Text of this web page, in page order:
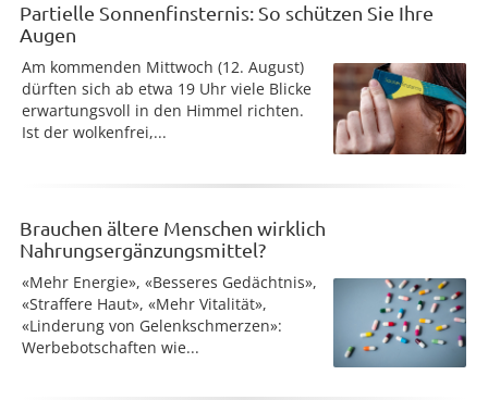
Partielle Sonnenfinsternis: So schützen Sie Ihre
Augen
Am kommenden Mittwoch (12. August)
dürften sich ab etwa 19 Uhr viele Blicke
erwartungsvoll in den Himmel richten.
Ist der wolkenfrei,...
Brauchen ältere Menschen wirklich
Nahrungsergänzungsmittel?
«Mehr Energie», «Besseres Gedächtnis»,
«Straffere Haut», «Mehr Vitalität»,
«Linderung von Gelenkschmerzen»:
Werbebotschaften wie...